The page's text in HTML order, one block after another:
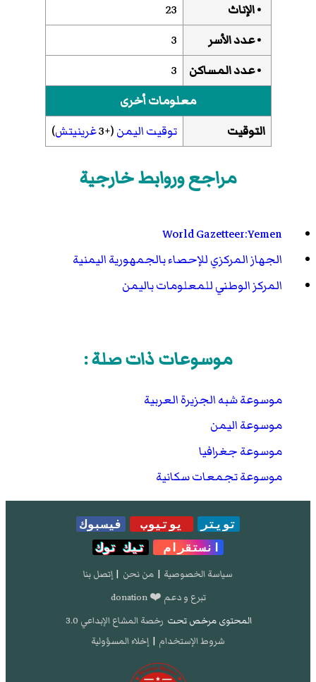
• الإناث
23
• عدد الأسر
3
• عدد المساكن
3
معلومات أخرى
التوقيت
توقيت اليمن(+3 غرينيتش)
مراجع وروابط خارجية
World Gazetteer:Yemen
الجهاز المركزي للإحصاء بالجمهورية اليمنية
المركز الوطني للمعلومات باليمن
موسوعات ذات صلة :
موسوعة شبه الجزيرة العربية
موسوعة اليمن
موسوعة جغرافيا
موسوعة تجمعات سكانية
تويتر يوتيوب
فيسبوك
انستقرام
تيك توك
سياسة الخصوصية | من نحن | إتصل بنا
تبرع و دعم ❤️ donation
المحتوى مرخص تحت رخصة المشاع الإبداعي 3.0
شروط الإستخدام | إخلاء المسؤولية